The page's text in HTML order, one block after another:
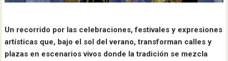
Un recorrido por las celebraciones, festivales y expresiones
artísticas que, bajo el sol del verano, transforman calles y
plazas en escenarios vivos donde la tradición se mezcla